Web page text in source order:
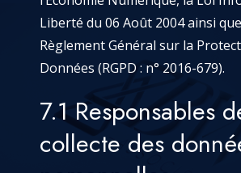
Liberté du 06 Août 2004 ainsi
Règlement Général sur la
Données (RGPD : n° 2016-679).
7.1 Responsables
collecte des